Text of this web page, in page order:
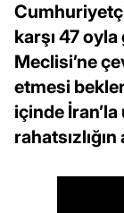
karşı 47
Meclisi’ne
etmesi
içinde